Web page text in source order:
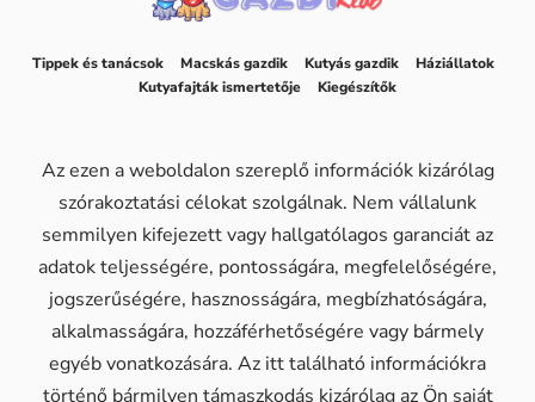
Tippek és tanácsok Macskás gazdik Kutyás gazdik
Háziállatok
Kutyafajták ismertetője
Kiegészítők
Az ezen a weboldalon szereplő információk kizárólag
szórakoztatási célokat szolgálnak. Nem vállalunk
semmilyen kifejezett vagy hallgatólagos garanciát az
adatok teljességére, pontosságára, megfelelőségére,
jogszerűségére, hasznosságára, megbízhatóságára,
alkalmasságára, hozzáférhetőségére vagy bármely
egyéb vonatkozására. Az itt található információkra
történő bármilyen támaszkodás kizárólag az Ön saját